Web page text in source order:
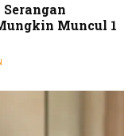
Muncul 1